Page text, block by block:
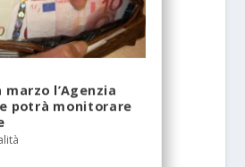
marzo l’Agenzia
potrà monitorare